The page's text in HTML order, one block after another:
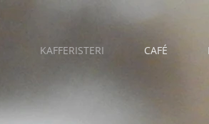
KAFFERISTERI CAFÉ